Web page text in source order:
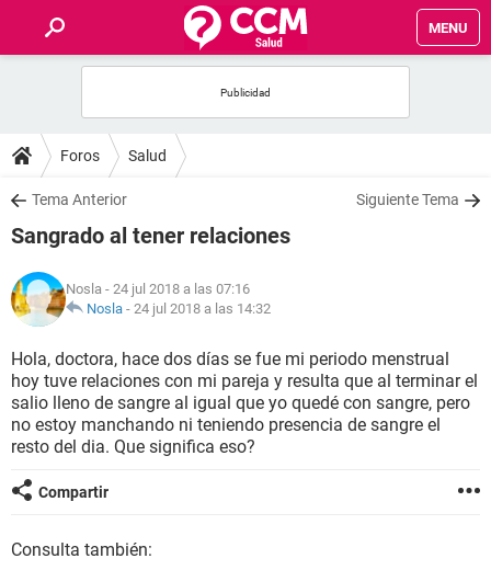
MENU
FOROS
SALUD
FAMILIA
NUTRICIÓN
BIENESTAR
SEXUALIDAD
GLOSARIO
Foros Salud
Tema Anterior Siguiente Tema
Sangrado al tener relaciones
Nosla - 24 jul 2018 a las 07:16
Nosla - 24 jul 2018 a las 14:32
Hola, doctora, hace dos días se fue mi periodo menstrual
hoy tuve relaciones con mi pareja y resulta que al terminar el
salio lleno de sangre al igual que yo quedé con sangre, pero
no estoy manchando ni teniendo presencia de sangre el
resto del dia. Que significa eso?
Compartir
Consulta también: